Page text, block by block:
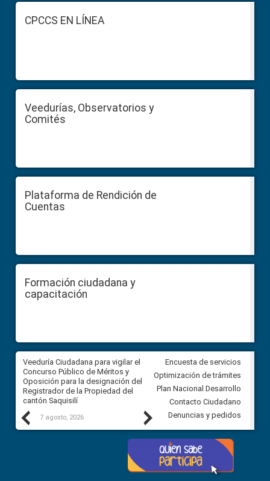
FooterCPCCS EN LÍNEA
Veedurías, Observatorios y
Comités
Plataforma de Rendición de
Cuentas
Formación ciudadana y
capacitación
Previous
Veeduría Ciudadana para vigilar el
Concurso Público de Méritos y
Oposición para la designación del
Registrador de la Propiedad del
cantón Saquisilí
7 agosto, 2026
Veeduría Ciudadana para
construcción del asfaltado de
Ballenita del cantón Santa
7 agosto, 2026
Next
Encuesta de servicios
Optimización de trámites
Plan Nacional Desarrollo
Contacto Ciudadano
Denuncias y pedidos